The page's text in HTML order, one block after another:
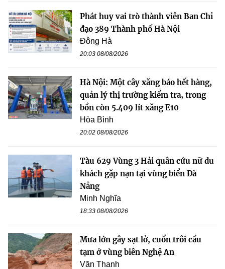
Phát huy vai trò thành viên Ban Chỉ
đạo 389 Thành phố Hà Nội
Đông Hà
20:03 08/08/2026
Hà Nội: Một cây xăng báo hết hàng,
quản lý thị trường kiểm tra, trong
bồn còn 5.409 lít xăng E10
Hòa Bình
20:02 08/08/2026
Tàu 629 Vùng 3 Hải quân cứu nữ du
khách gặp nạn tại vùng biển Đà
Nẵng
Minh Nghĩa
18:33 08/08/2026
Mưa lớn gây sạt lở, cuốn trôi cầu
tạm ở vùng biên Nghệ An
Văn Thanh